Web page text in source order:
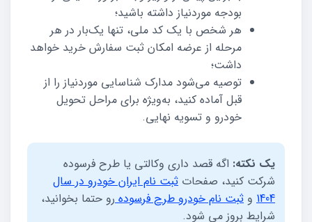
بودجه موردنیاز داشته باشید؛
هر شخص با یک کد ملی، تنها یک‌بار در هر
مرحله از عرضه امکان ثبت سفارش خرید خواهد
داشت؛
توصیه می‌شود مدارک شناسایی موردنیاز را از
قبل آماده کنید، به‌ویژه برای مراحل تحویل
خودرو و تسویه نهایی.
یک نکته: اگه قصد داری وکالتی یا طرح فرسوده
شرکت کنید، صفحات ثبت نام ایران خودرو در سال
1404 و ثبت نام خودرو طرح فرسودهرو حتما بخوانید،
شرایط بروز می شود.